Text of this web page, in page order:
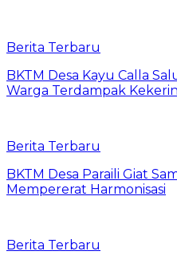
Berita Terbaru
BKTM Desa Kayu Calla
Warga Terdampak
Berita Terbaru
BKTM Desa Paraili Giat
Mempererat Harmonisasi
Berita Terbaru